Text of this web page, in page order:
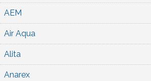
AEM
Air Aqua
Alita
Anarex